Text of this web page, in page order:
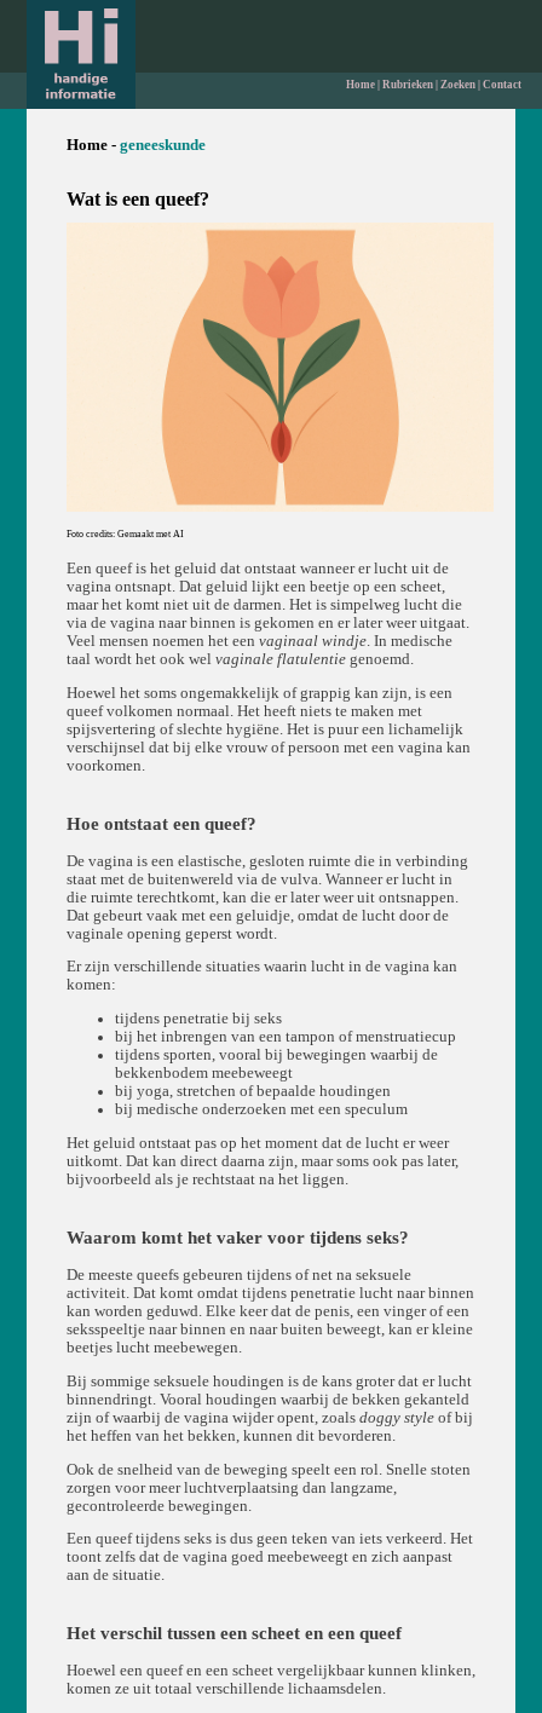
Home| Rubrieken| Zoeken| Contact
Home - geneeskunde
Wat is een queef?
Foto credits: Gemaakt met AI
Een queef is het geluid dat ontstaat wanneer er lucht uit de
vagina ontsnapt. Dat geluid lijkt een beetje op een scheet,
maar het komt niet uit de darmen. Het is simpelweg lucht die
via de vagina naar binnen is gekomen en er later weer uitgaat.
Veel mensen noemen het een vaginaal windje. In medische
taal wordt het ook wel vaginale flatulentiegenoemd.
Hoewel het soms ongemakkelijk of grappig kan zijn, is een
queef volkomen normaal. Het heeft niets te maken met
spijsvertering of slechte hygiëne. Het is puur een lichamelijk
verschijnsel dat bij elke vrouw of persoon met een vagina kan
voorkomen.
Hoe ontstaat een queef?
De vagina is een elastische, gesloten ruimte die in verbinding
staat met de buitenwereld via de vulva. Wanneer er lucht in
die ruimte terechtkomt, kan die er later weer uit ontsnappen.
Dat gebeurt vaak met een geluidje, omdat de lucht door de
vaginale opening geperst wordt.
Er zijn verschillende situaties waarin lucht in de vagina kan
komen:
tijdens penetratie bij seks
bij het inbrengen van een tampon of menstruatiecup
tijdens sporten, vooral bij bewegingen waarbij de
bekkenbodem meebeweegt
bij yoga, stretchen of bepaalde houdingen
bij medische onderzoeken met een speculum
Het geluid ontstaat pas op het moment dat de lucht er weer
uitkomt. Dat kan direct daarna zijn, maar soms ook pas later,
bijvoorbeeld als je rechtstaat na het liggen.
Waarom komt het vaker voor tijdens seks?
De meeste queefs gebeuren tijdens of net na seksuele
activiteit. Dat komt omdat tijdens penetratie lucht naar binnen
kan worden geduwd. Elke keer dat de penis, een vinger of een
seksspeeltje naar binnen en naar buiten beweegt, kan er kleine
beetjes lucht meebewegen.
Bij sommige seksuele houdingen is de kans groter dat er lucht
binnendringt. Vooral houdingen waarbij de bekken gekanteld
zijn of waarbij de vagina wijder opent, zoals doggy styleof bij
het heffen van het bekken, kunnen dit bevorderen.
Ook de snelheid van de beweging speelt een rol. Snelle stoten
zorgen voor meer luchtverplaatsing dan langzame,
gecontroleerde bewegingen.
Een queef tijdens seks is dus geen teken van iets verkeerd. Het
toont zelfs dat de vagina goed meebeweegt en zich aanpast
aan de situatie.
Het verschil tussen een scheet en een queef
Hoewel een queef en een scheet vergelijkbaar kunnen klinken,
komen ze uit totaal verschillende lichaamsdelen.